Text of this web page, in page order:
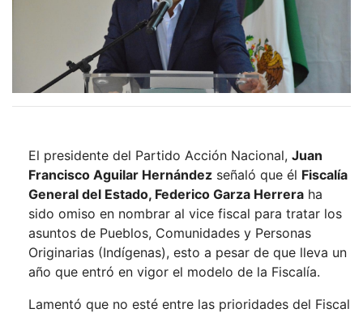
El presidente del Partido Acción Nacional, Juan
Francisco Aguilar Hernández señaló que él Fiscalía
General del Estado, Federico Garza Herrera ha
sido omiso en nombrar al vice fiscal para tratar los
asuntos de Pueblos, Comunidades y Personas
Originarias (Indígenas), esto a pesar de que lleva un
año que entró en vigor el modelo de la Fiscalía.
Lamentó que no esté entre las prioridades del Fiscal